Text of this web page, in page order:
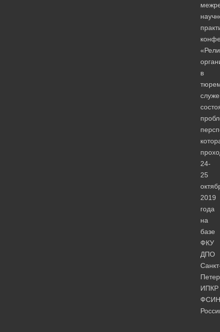
в
24-
25
2019
года
на
базе
ФКУ
ДПО
ИПКР
ФСИН